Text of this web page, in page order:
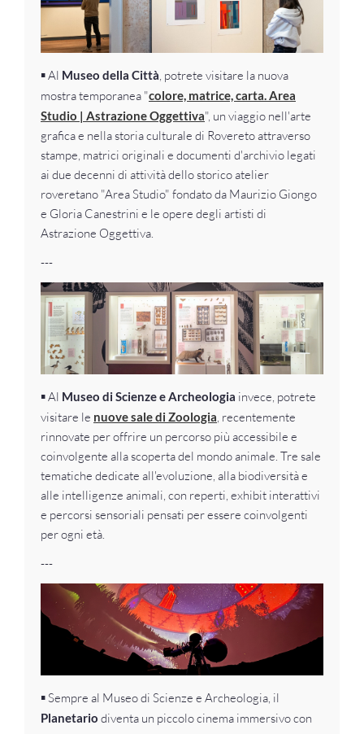
▪️Al Museo della Città, potrete visitare la nuova
mostra temporanea "colore, matrice, carta. Area
Studio | Astrazione Oggettiva", un viaggio nell'arte
grafica e nella storia culturale di Rovereto attraverso
stampe, matrici originali e documenti d'archivio legati
ai due decenni di attività dello storico atelier
roveretano "Area Studio" fondato da Maurizio Giongo
e Gloria Canestrini e le opere degli artisti di
Astrazione Oggettiva.
---
▪️Al Museo di Scienze e Archeologia invece, potrete
visitare le nuove sale di Zoologia , recentemente
rinnovate per offrire un percorso più accessibile e
coinvolgente alla scoperta del mondo animale. Tre sale
tematiche dedicate all'evoluzione, alla biodiversità e
alle intelligenze animali, con reperti, exhibit interattivi
e percorsi sensoriali pensati per essere coinvolgenti
per ogni età.
---
▪️Sempre al Museo di Scienze e Archeologia, il
Planetario diventa un piccolo cinema immersivo con